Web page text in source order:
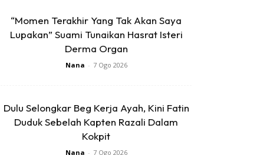
“Momen Terakhir Yang Tak Akan Saya
Lupakan” Suami Tunaikan Hasrat Isteri
Derma Organ
Nana - 7 Ogo 2026
Dulu Selongkar Beg Kerja Ayah, Kini Fatin
Duduk Sebelah Kapten Razali Dalam
Kokpit
Nana - 7 Ogo 2026